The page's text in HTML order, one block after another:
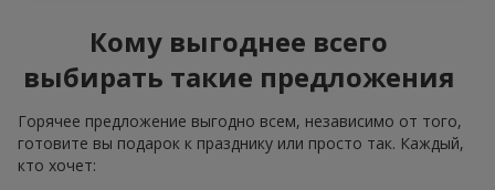
Кому выгоднее всего
выбирать такие предложения
Горячее предложение выгодно всем, независимо от того,
готовите вы подарок к празднику или просто так. Каждый,
кто хочет: